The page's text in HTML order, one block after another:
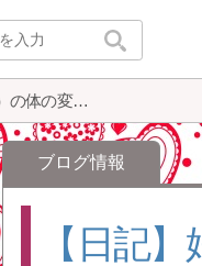
【日記】妊娠39週3日（10ヶ月）の体の変化や体重、腹周りを公開！
ブログ情報
【日記